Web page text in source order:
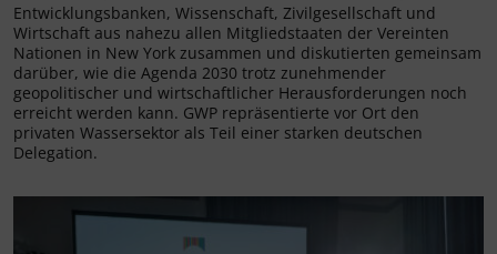
Entwicklungsbanken, Wissenschaft, Zivilgesellschaft und
Wirtschaft aus nahezu allen Mitgliedstaaten der Vereinten
Nationen in New York zusammen und diskutierten gemeinsam
darüber, wie die Agenda 2030 trotz zunehmender
geopolitischer und wirtschaftlicher Herausforderungen noch
erreicht werden kann. GWP repräsentierte vor Ort den
privaten Wassersektor als Teil einer starken deutschen
Delegation.